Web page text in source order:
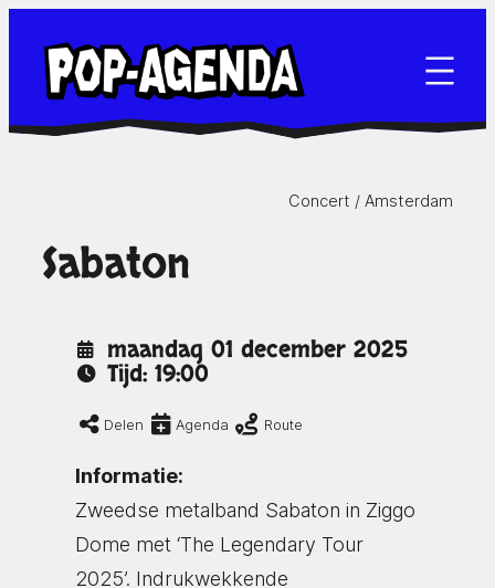
naar
inhoud
Concert / Amsterdam
Sabaton
maandag 01 december 2025
Tijd: 19:00
Delen Agenda Route
Informatie:
Zweedse metalband Sabaton in Ziggo
Dome met ‘The Legendary Tour
2025’. Indrukwekkende